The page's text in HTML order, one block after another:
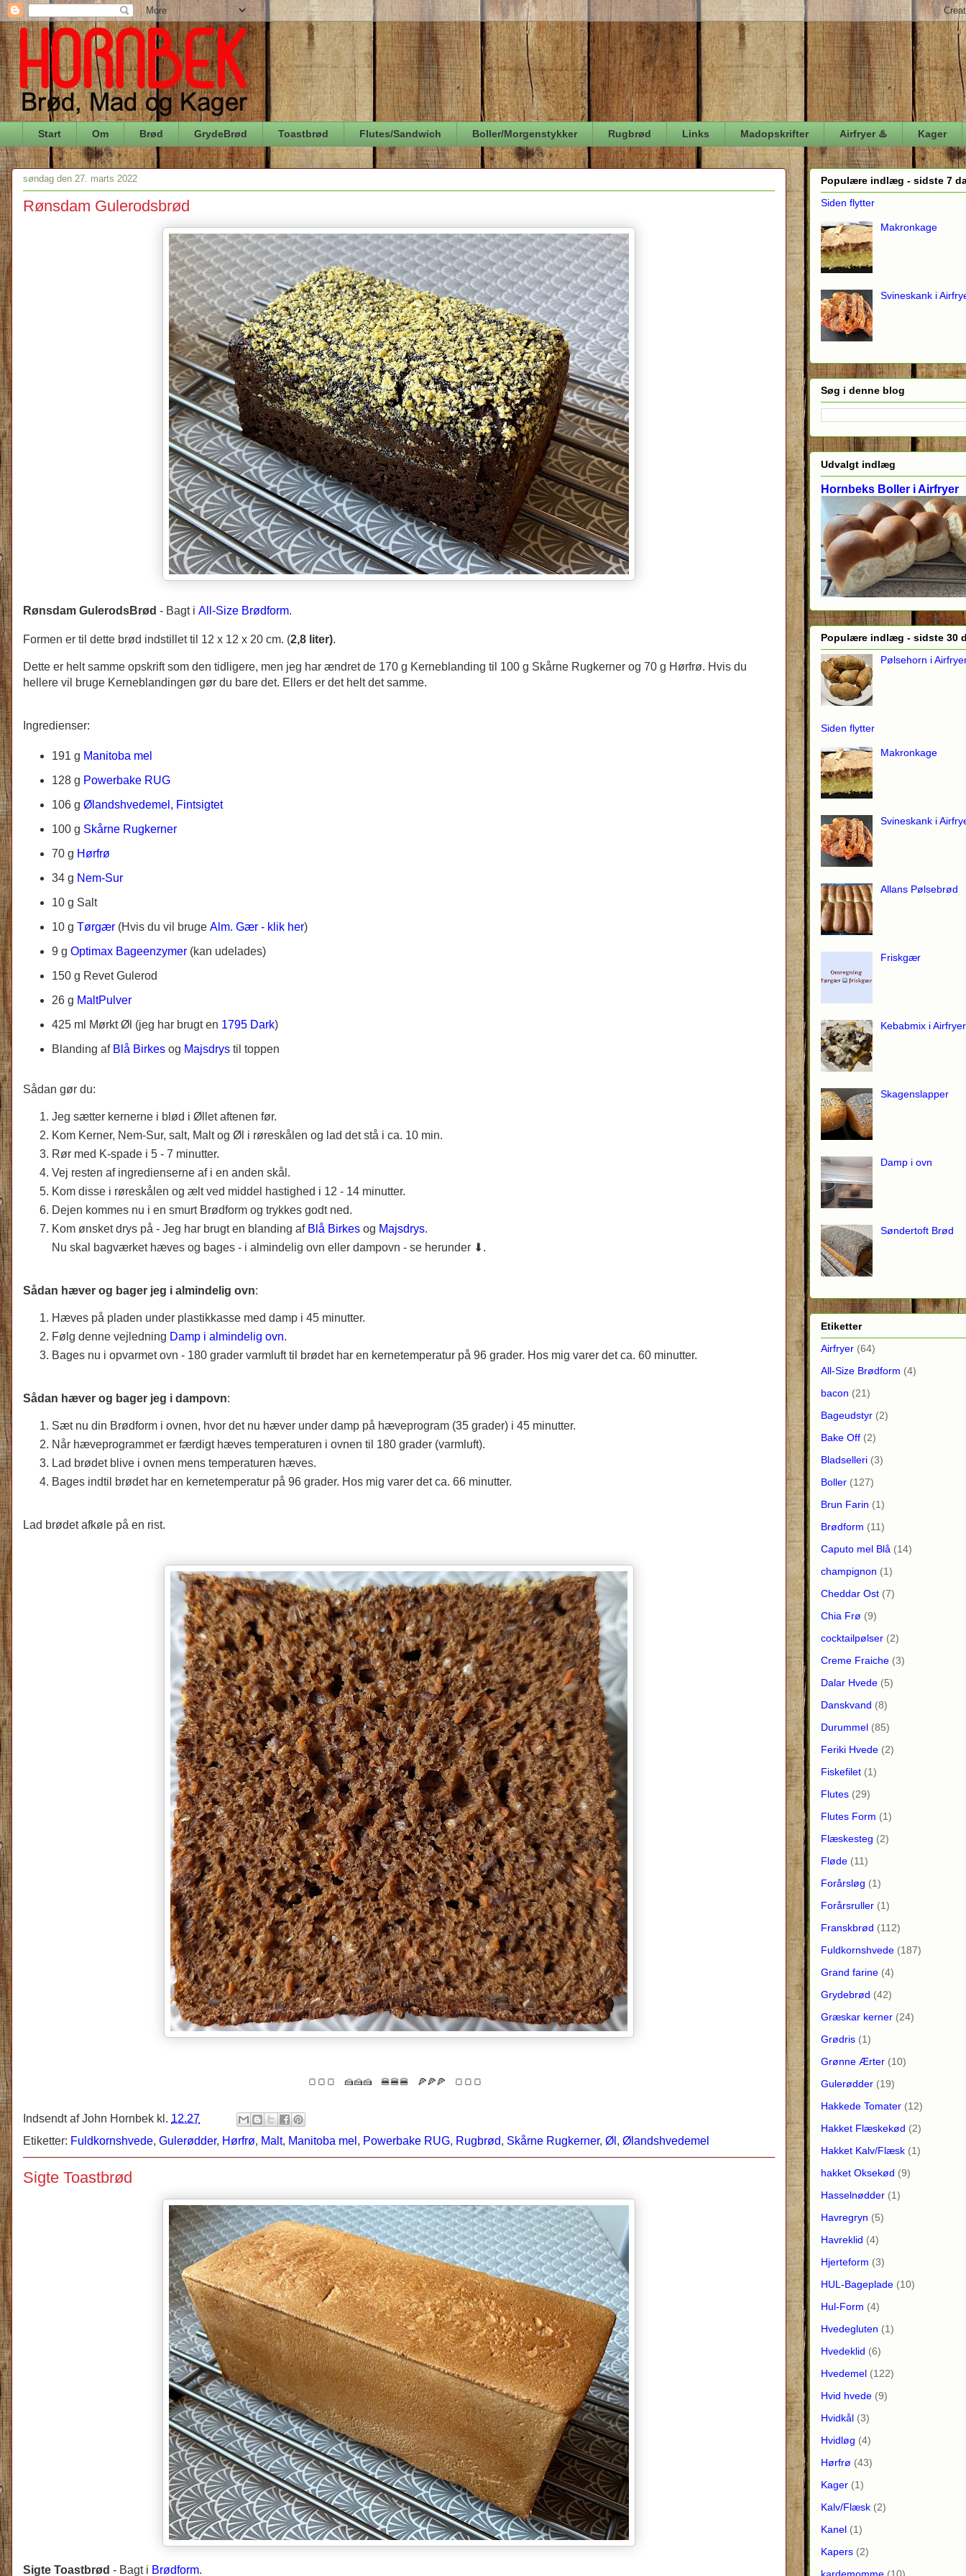
Start Om Brød GrydeBrød Toastbrød Flutes/Sandwich Boller/Morgenstykker Rugbrød Links Madopskrifter Airfryer ♨️ Kager
søndag den 27. marts 2022
Rønsdam Gulerodsbrød
Rønsdam GulerodsBrød - Bagt i All-Size Brødform.
Formen er til dette brød indstillet til 12 x 12 x 20 cm. (2,8 liter).
Dette er helt samme opskrift som den tidligere, men jeg har ændret de 170 g Kerneblanding til 100 g Skårne Rugkerner og 70 g Hørfrø. Hvis du
hellere vil bruge Kerneblandingen gør du bare det. Ellers er det helt det samme.
Ingredienser:
191 g Manitoba mel
128 g Powerbake RUG
106 g Ølandshvedemel, Fintsigtet
100 g Skårne Rugkerner
70 g Hørfrø
34 g Nem-Sur
10 g Salt
10 g Tørgær (Hvis du vil bruge Alm. Gær - klik her)
9 g Optimax Bageenzymer (kan udelades)
150 g Revet Gulerod
26 g MaltPulver
425 ml Mørkt Øl (jeg har brugt en 1795 Dark)
Blanding af Blå Birkes og Majsdrys til toppen
Sådan gør du:
Jeg sætter kernerne i blød i Øllet aftenen før.
Kom Kerner, Nem-Sur, salt, Malt og Øl i røreskålen og lad det stå i ca. 10 min.
Rør med K-spade i 5 - 7 minutter.
Vej resten af ingredienserne af i en anden skål.
Kom disse i røreskålen og ælt ved middel hastighed i 12 - 14 minutter.
Dejen kommes nu i en smurt Brødform og trykkes godt ned.
Kom ønsket drys på - Jeg har brugt en blanding af Blå Birkes og Majsdrys.
Nu skal bagværket hæves og bages - i almindelig ovn eller dampovn - se herunder ⬇.
Sådan hæver og bager jeg i almindelig ovn:
Hæves på pladen under plastikkasse med damp i 45 minutter.
Følg denne vejledning Damp i almindelig ovn.
Bages nu i opvarmet ovn - 180 grader varmluft til brødet har en kernetemperatur på 96 grader. Hos mig varer det ca. 60 minutter.
Sådan hæver og bager jeg i dampovn:
Sæt nu din Brødform i ovnen, hvor det nu hæver under damp på hæveprogram (35 grader) i 45 minutter.
Når hæveprogrammet er færdigt hæves temperaturen i ovnen til 180 grader (varmluft).
Lad brødet blive i ovnen mens temperaturen hæves.
Bages indtil brødet har en kernetemperatur på 96 grader. Hos mig varer det ca. 66 minutter.
Lad brødet afkøle på en rist.
🍞🍞🍞 🍰🍰🍰 🍔🍔🍔 🍕🍕🍕 🍞🍞🍞
Indsendt afJohn Hornbek kl. 12.27
Etiketter: Fuldkornshvede, Gulerødder, Hørfrø, Malt, Manitoba mel , Powerbake RUG, Rugbrød, Skårne Rugkerner, Øl , Ølandshvedemel
Sigte Toastbrød
Sigte Toastbrød - Bagt i Brødform.
Populære indlæg - sidste 7
Siden flytter
Makronkage
Svineskank i
Søg i denne blog
Udvalgt indlæg
Hornbeks Boller i Airfryer
Populære indlæg - sidste 30
Pølsehorn i
Siden flytter
Makronkage
Svineskank i
Allans Pølsebrød
Friskgær
Kebabmix i Airfryer
Skagenslapper
Damp i ovn
Søndertoft Brød
Etiketter
Airfryer (64)
All-Size Brødform (4)
bacon (21)
Bageudstyr (2)
Bake Off (2)
Bladselleri (3)
Boller (127)
Brun Farin (1)
Brødform (11)
Caputo mel Blå (14)
champignon (1)
Cheddar Ost (7)
Chia Frø (9)
cocktailpølser (2)
Creme Fraiche (3)
Dalar Hvede (5)
Danskvand (8)
Durummel (85)
Feriki Hvede (2)
Fiskefilet (1)
Flutes (29)
Flutes Form (1)
Flæskesteg (2)
Fløde (11)
Forårsløg (1)
Forårsruller (1)
Franskbrød (112)
Fuldkornshvede (187)
Grand farine (4)
Grydebrød (42)
Græskar kerner (24)
Grødris (1)
Grønne Ærter (10)
Gulerødder (19)
Hakkede Tomater (12)
Hakket Flæskekød (2)
Hakket Kalv/Flæsk (1)
hakket Oksekød (9)
Hasselnødder (1)
Havregryn (5)
Havreklid (4)
Hjerteform (3)
HUL-Bageplade (10)
Hul-Form (4)
Hvedegluten (1)
Hvedeklid (6)
Hvedemel (122)
Hvid hvede (9)
Hvidkål (3)
Hvidløg (4)
Hørfrø (43)
Kager (1)
Kalv/Flæsk (2)
Kanel (1)
Kapers (2)
kardemomme (10)